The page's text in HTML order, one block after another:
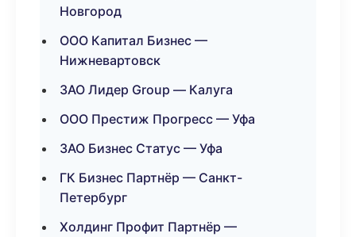
Новгород
ООО Капитал Бизнес —
Нижневартовск
ЗАО Лидер Group — Калуга
ООО Престиж Прогресс — Уфа
ЗАО Бизнес Статус — Уфа
ГК Бизнес Партнёр — Санкт-
Петербург
Холдинг Профит Партнёр —